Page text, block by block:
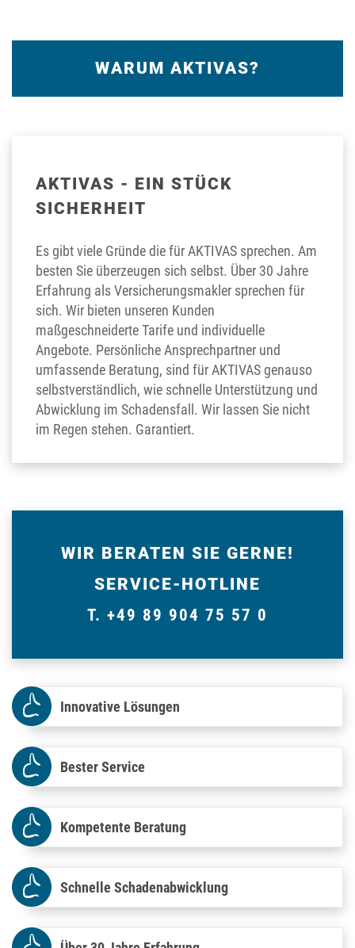
WARUM AKTIVAS?
AKTIVAS - EIN STÜCK
SICHERHEIT
Es gibt viele Gründe die für AKTIVAS sprechen. Am
besten Sie überzeugen sich selbst. Über 30 Jahre
Erfahrung als Versicherungsmakler sprechen für
sich. Wir bieten unseren Kunden
maßgeschneiderte Tarife und individuelle
Angebote. Persönliche Ansprechpartner und
umfassende Beratung, sind für AKTIVAS genauso
selbstverständlich, wie schnelle Unterstützung und
Abwicklung im Schadensfall. Wir lassen Sie nicht
im Regen stehen. Garantiert.
WIR BERATEN SIE GERNE!
SERVICE-HOTLINE
T. +49 89 904 75 57 0
Innovative Lösungen
Bester Service
Kompetente Beratung
Schnelle Schadenabwicklung